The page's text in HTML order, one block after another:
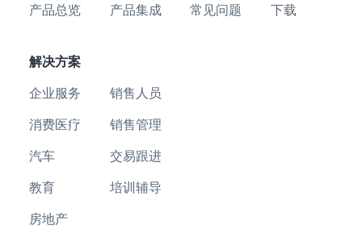
产品总览 产品集成 常见问题 下载
解决方案
企业服务
消费医疗
汽车
教育
房地产
销售人员
销售管理
交易跟进
培训辅导